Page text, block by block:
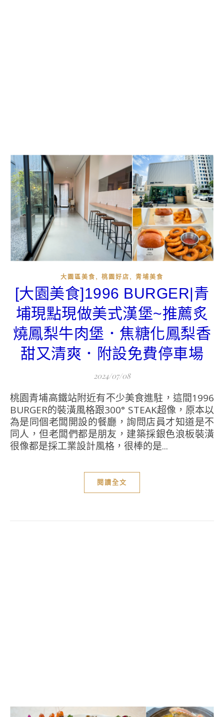
大園區美食 , 桃園好店 , 青埔美食
[大園美食]1996 BURGER|青
埔現點現做美式漢堡~推薦炙
燒鳳梨牛肉堡．焦糖化鳳梨香
甜又清爽．附設免費停車場
2024/07/08
桃園青埔高鐵站附近有不少美食進駐，這間1996
BURGER的裝潢風格跟300° STEAK超像，原本以
為是同個老闆開設的餐廳，詢問店員才知道是不
同人，但老闆們都是朋友，建築採銀色浪板裝潢
很像都是採工業設計風格，很棒的是...
閱讀全文